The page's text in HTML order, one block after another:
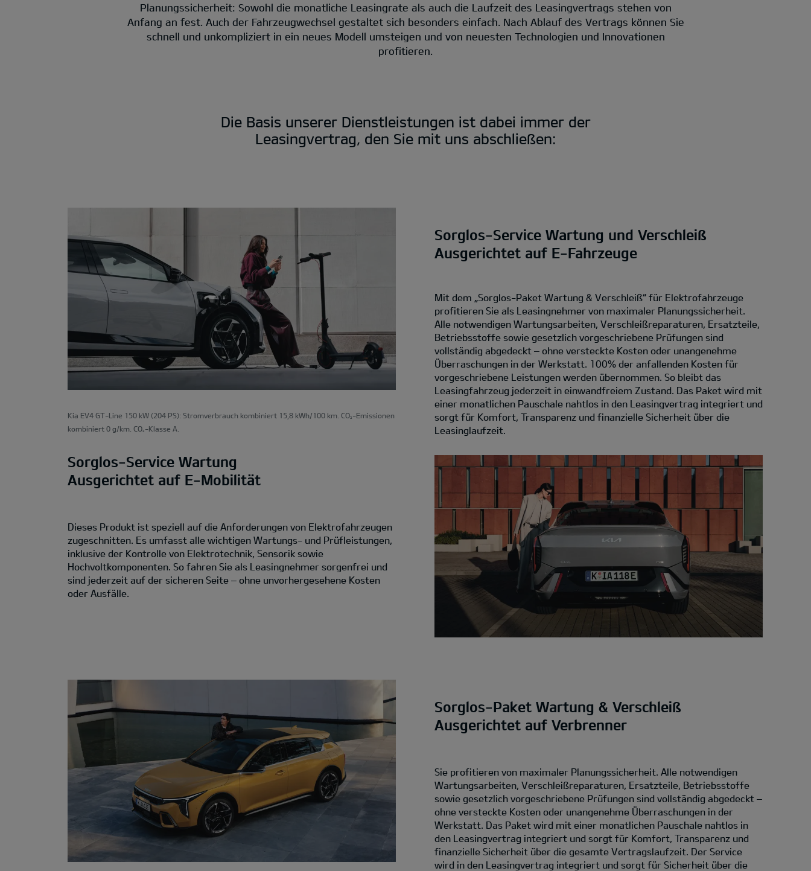
Planungssicherheit: Sowohl die monatliche Leasingrate als auch die Laufzeit des Leasingvertrags stehen von
Anfang an fest. Auch der Fahrzeugwechsel gestaltet sich besonders einfach. Nach Ablauf des Vertrags können Sie
schnell und unkompliziert in ein neues Modell umsteigen und von neuesten Technologien und Innovationen
profitieren.
Die Basis unserer Dienstleistungen ist dabei immer der
Leasingvertrag, den Sie mit uns abschließen:
Kia EV4 GT-Line 150 kW (204 PS): Stromverbrauch kombiniert 15,8 kWh/100 km. CO2 -Emissionen
kombiniert 0 g/km. CO2 -Klasse A.
Sorglos-Service Wartung
Ausgerichtet auf E-Mobilität
Dieses Produkt ist speziell auf die Anforderungen von Elektrofahrzeugen
zugeschnitten. Es umfasst alle wichtigen Wartungs- und Prüfleistungen,
inklusive der Kontrolle von Elektrotechnik, Sensorik sowie
Hochvoltkomponenten. So fahren Sie als Leasingnehmer sorgenfrei und
sind jederzeit auf der sicheren Seite – ohne unvorhergesehene Kosten
oder Ausfälle.
Sorglos-Service Wartung und Verschleiß
Ausgerichtet auf E-Fahrzeuge
Mit dem „Sorglos-Paket Wartung & Verschleiß“ für Elektrofahrzeuge
profitieren Sie als Leasingnehmer von maximaler Planungssicherheit.
Alle notwendigen Wartungsarbeiten, Verschleißreparaturen, Ersatzteile,
Betriebsstoffe sowie gesetzlich vorgeschriebene Prüfungen sind
vollständig abgedeckt – ohne versteckte Kosten oder unangenehme
Überraschungen in der Werkstatt. 100% der anfallenden Kosten für
vorgeschriebene Leistungen werden übernommen. So bleibt das
Leasingfahrzeug jederzeit in einwandfreiem Zustand. Das Paket wird mit
einer monatlichen Pauschale nahtlos in den Leasingvertrag integriert und
sorgt für Komfort, Transparenz und finanzielle Sicherheit über die
Leasinglaufzeit.
Sorglos-Paket Wartung & Verschleiß
Ausgerichtet auf Verbrenner
Sie profitieren von maximaler Planungssicherheit. Alle notwendigen
Wartungsarbeiten, Verschleißreparaturen, Ersatzteile, Betriebsstoffe
sowie gesetzlich vorgeschriebene Prüfungen sind vollständig abgedeckt –
ohne versteckte Kosten oder unangenehme Überraschungen in der
Werkstatt. Das Paket wird mit einer monatlichen Pauschale nahtlos in
den Leasingvertrag integriert und sorgt für Komfort, Transparenz und
finanzielle Sicherheit über die gesamte Vertragslaufzeit. Der Service
wird in den Leasingvertrag integriert und sorgt für Sicherheit über die